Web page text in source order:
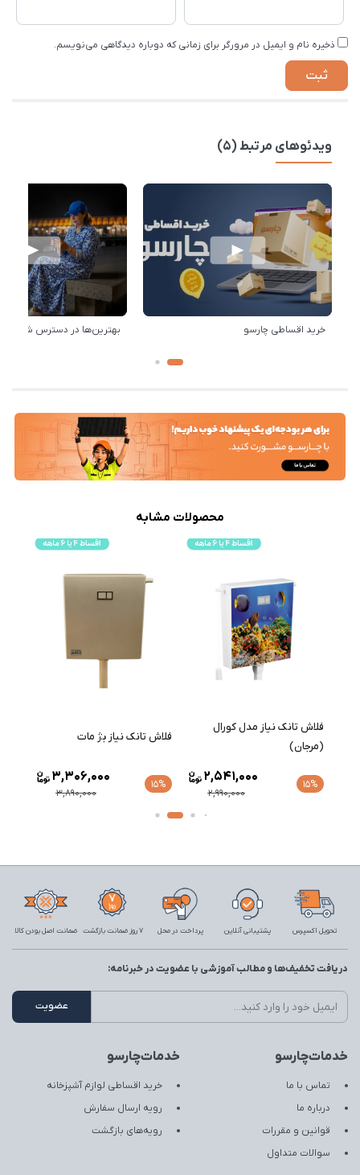
ذخیره نام و ایمیل در مرورگر برای زمانی که دوباره دیدگاهی می‌نویسم.
ویدئوهای مرتبط (5)
خرید اقساطی چارسو بهترین‌ها در دسترس
محصولات مشابه
فلاش تانک نیاز مدل کورال
(مرجان)
15%
2,990,000
2,541,000
فلاش تانک نیاز بژ مات
15%
3,890,000
3,306,000
تحویل اکسپرس پشتیبانی آنلاین پرداخت در محل 7 روز ضمانت بازگشت ضمانت اصل بودن کالا
خدمات‌چارسو
تماس با ما
درباره ما
قوانین و مقررات
سوالات متداول
خدمات‌چارسو
خرید اقساطی لوازم آشپزخانه
رویه ارسال سفارش
رویه‌های بازگشت
دریافت تخفیف‌ها و مطالب آموزشی با عضویت در خبرنامه: